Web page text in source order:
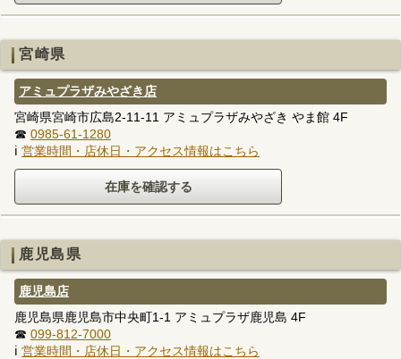
宮崎県
アミュプラザみやざき店
宮崎県宮崎市広島2-11-11 アミュプラザみやざき やま館 4F
☎ 0985-61-1280
ℹ 営業時間・店休日・アクセス情報はこちら
鹿児島県
鹿児島店
鹿児島県鹿児島市中央町1-1 アミュプラザ鹿児島 4F
☎ 099-812-7000
ℹ 営業時間・店休日・アクセス情報はこちら